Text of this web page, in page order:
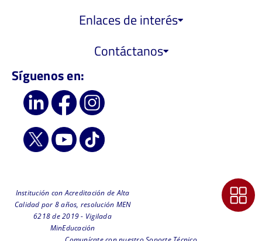
Enlaces de interés
Contáctanos
Síguenos en:
Institución con Acreditación de Alta
Calidad por 8 años, resolución MEN
6218 de 2019 - Vigilada
MinEducación